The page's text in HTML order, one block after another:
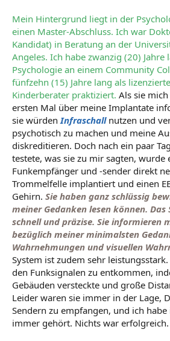
Mein Hintergrund liegt in der
einen Master-Abschluss. Ich war
Kandidat) in Beratung an der
Angeles. Ich habe zwanzig (20) Jahre
Psychologie an einem Community
fünfzehn (15) Jahre lang als
Kinderberater praktiziert. Als sie
ersten Mal über meine Implantate
sie würden Infraschallnutzen und
psychotisch zu machen und meine
diskreditieren. Doch nach ein paar
testete, was sie zu mir sagten, wurde
Funkempfänger und -sender direkt
Trommelfelle implantiert und einen
Gehirn. Sie haben ganz schlüssig
meiner Gedanken lesen können.
schnell und präzise. Sie informieren
bezüglich meiner minimalsten
Wahrnehmungen und visuellen
System ist zudem sehr
den Funksignalen zu entkommen,
Gebäuden versteckte und große
Leider waren sie immer in der Lage,
Sendern zu empfangen, und ich
immer gehört. Nichts war erfolgreich.